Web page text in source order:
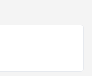
e-posta ile